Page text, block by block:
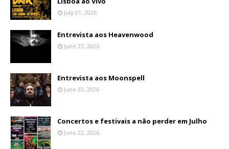
July 01, 2026
Entrevista aos Heavenwood
June 23, 2026
Entrevista aos Moonspell
June 23, 2026
Concertos e festivais a não perder em Julho
June 22, 2026